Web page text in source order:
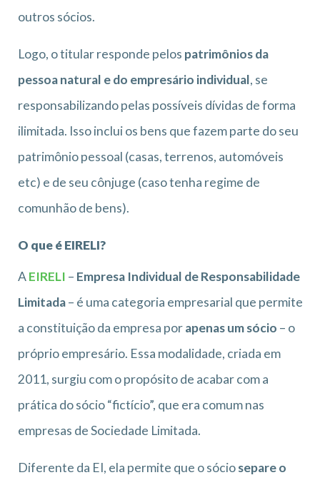
outros sócios.
Logo, o titular responde pelos patrimônios da
pessoa natural e do empresário individual, se
responsabilizando pelas possíveis dívidas de forma
ilimitada. Isso inclui os bens que fazem parte do seu
patrimônio pessoal (casas, terrenos, automóveis
etc) e de seu cônjuge (caso tenha regime de
comunhão de bens).
O que é EIRELI?
AEIRELI – Empresa Individual de Responsabilidade
Limitada– é uma categoria empresarial que permite
a constituição da empresa porapenas um sócio – o
próprio empresário. Essa modalidade, criada em
2011, surgiu com o propósito de acabar com a
prática do sócio “fictício”, que era comum nas
empresas de Sociedade Limitada.
Diferente da EI, ela permite que o sóciosepare o